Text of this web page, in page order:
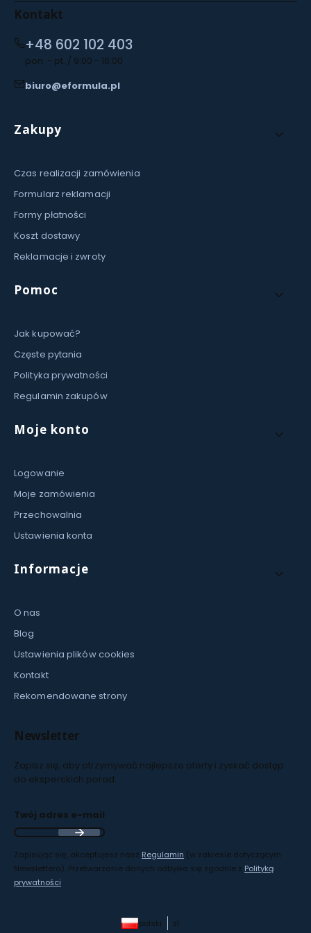
Kontakt
+48 602 102 403
pon. - pt. / 9:00 - 16:00
biuro@eformula.pl
Linki w stopce
Zakupy
Czas realizacji zamówienia
Formularz reklamacji
Formy płatności
Koszt dostawy
Reklamacje i zwroty
Pomoc
Jak kupować?
Częste pytania
Polityka prywatności
Regulamin zakupów
Moje konto
Logowanie
Moje zamówienia
Przechowalnia
Ustawienia konta
Informacje
O nas
Blog
Ustawienia plików cookies
Kontakt
Rekomendowane strony
Newsletter
Zapisz się, aby otrzymywać najlepsze oferty i zyskać dostęp
do eksperckich porad.
Twój adres e-mail
Zapisując się, akceptujesz nasz Regulamin (w zakresie dotyczącym
Newslettera). Przetwarzanie danych odbywa się zgodnie z Polityką
prywatności
polski zł